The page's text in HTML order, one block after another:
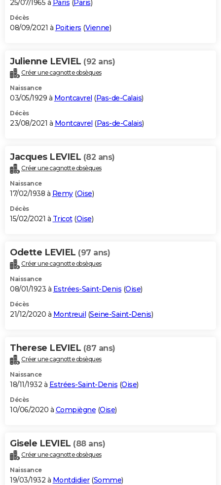
25/07/1965 à Paris (Paris)
Décès
08/09/2021 à Poitiers (Vienne)
Julienne LEVIEL (92 ans)
Créer une cagnotte obsèques
Naissance
03/05/1929 à Montcavrel (Pas-de-Calais)
Décès
23/08/2021 à Montcavrel (Pas-de-Calais)
Jacques LEVIEL (82 ans)
Créer une cagnotte obsèques
Naissance
17/02/1938 à Remy(Oise)
Décès
15/02/2021 à Tricot(Oise)
Odette LEVIEL (97 ans)
Créer une cagnotte obsèques
Naissance
08/01/1923 à Estrées-Saint-Denis (Oise)
Décès
21/12/2020 à Montreuil (Seine-Saint-Denis)
Therese LEVIEL (87 ans)
Créer une cagnotte obsèques
Naissance
18/11/1932 à Estrées-Saint-Denis (Oise)
Décès
10/06/2020 à Compiègne (Oise)
Gisele LEVIEL (88 ans)
Créer une cagnotte obsèques
Naissance
19/03/1932 à Montdidier(Somme)